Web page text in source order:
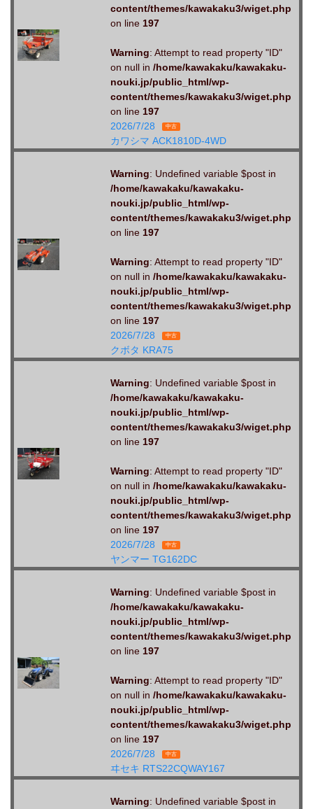
content/themes/kawakaku3/wiget.php
on line 197
Warning: Attempt to read property "ID"
on null in /home/kawakaku/kawakaku-
nouki.jp/public_html/wp-
content/themes/kawakaku3/wiget.php
on line 197
2026/7/28
中古
カワシマ ACK1810D-4WD
Warning: Undefined variable $post in
/home/kawakaku/kawakaku-
nouki.jp/public_html/wp-
content/themes/kawakaku3/wiget.php
on line 197
Warning: Attempt to read property "ID"
on null in /home/kawakaku/kawakaku-
nouki.jp/public_html/wp-
content/themes/kawakaku3/wiget.php
on line 197
2026/7/28
中古
クボタ KRA75
Warning: Undefined variable $post in
/home/kawakaku/kawakaku-
nouki.jp/public_html/wp-
content/themes/kawakaku3/wiget.php
on line 197
Warning: Attempt to read property "ID"
on null in /home/kawakaku/kawakaku-
nouki.jp/public_html/wp-
content/themes/kawakaku3/wiget.php
on line 197
2026/7/28
中古
ヤンマー TG162DC
Warning: Undefined variable $post in
/home/kawakaku/kawakaku-
nouki.jp/public_html/wp-
content/themes/kawakaku3/wiget.php
on line 197
Warning: Attempt to read property "ID"
on null in /home/kawakaku/kawakaku-
nouki.jp/public_html/wp-
content/themes/kawakaku3/wiget.php
on line 197
2026/7/28
中古
ヰセキ RTS22CQWAY167
Warning: Undefined variable $post in